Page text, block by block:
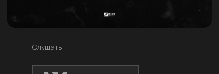
Слушать: